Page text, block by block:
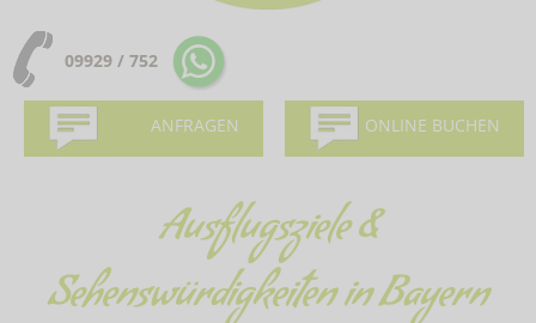
09929 / 752
ANFRAGEN ONLINE BUCHEN
Ausflugsziele &
Sehenswürdigkeiten in Bayern